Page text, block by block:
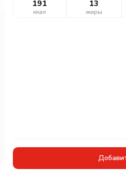
191
ккал
13
жиры